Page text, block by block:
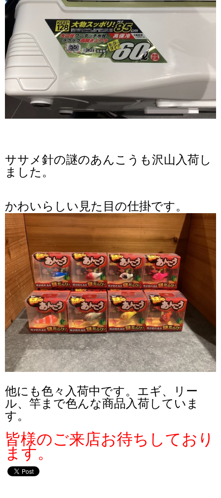
ササメ針の謎のあんこうも沢山入荷し
ました。
かわいらしい見た目の仕掛です。
他にも色々入荷中です。エギ、リー
ル、竿まで色んな商品入荷していま
す。
皆様のご来店お待ちしており
ます。